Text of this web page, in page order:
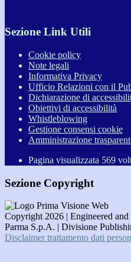
Sezione Link Utili
Cookie policy
Note legali
Informativa Privacy
Ufficio Relazioni con il
Dichiarazione di
Obiettivi di accessibilità
Whistleblowing
Gestione consensi cookie
Amministrazione
Pagina visualizzata 569
Sezione Copyright
Copyright 2026 | Engineered
Parma S.p.A. | Divisione
Disclaimer trattamento dati